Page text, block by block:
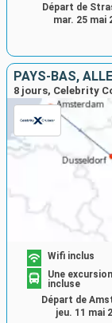
Départ de
mar. 25 mai
PAYS-BAS,
8 jours, Celebrity
Wifi inclus
Une
incluse
Départ de
jeu. 11 mai